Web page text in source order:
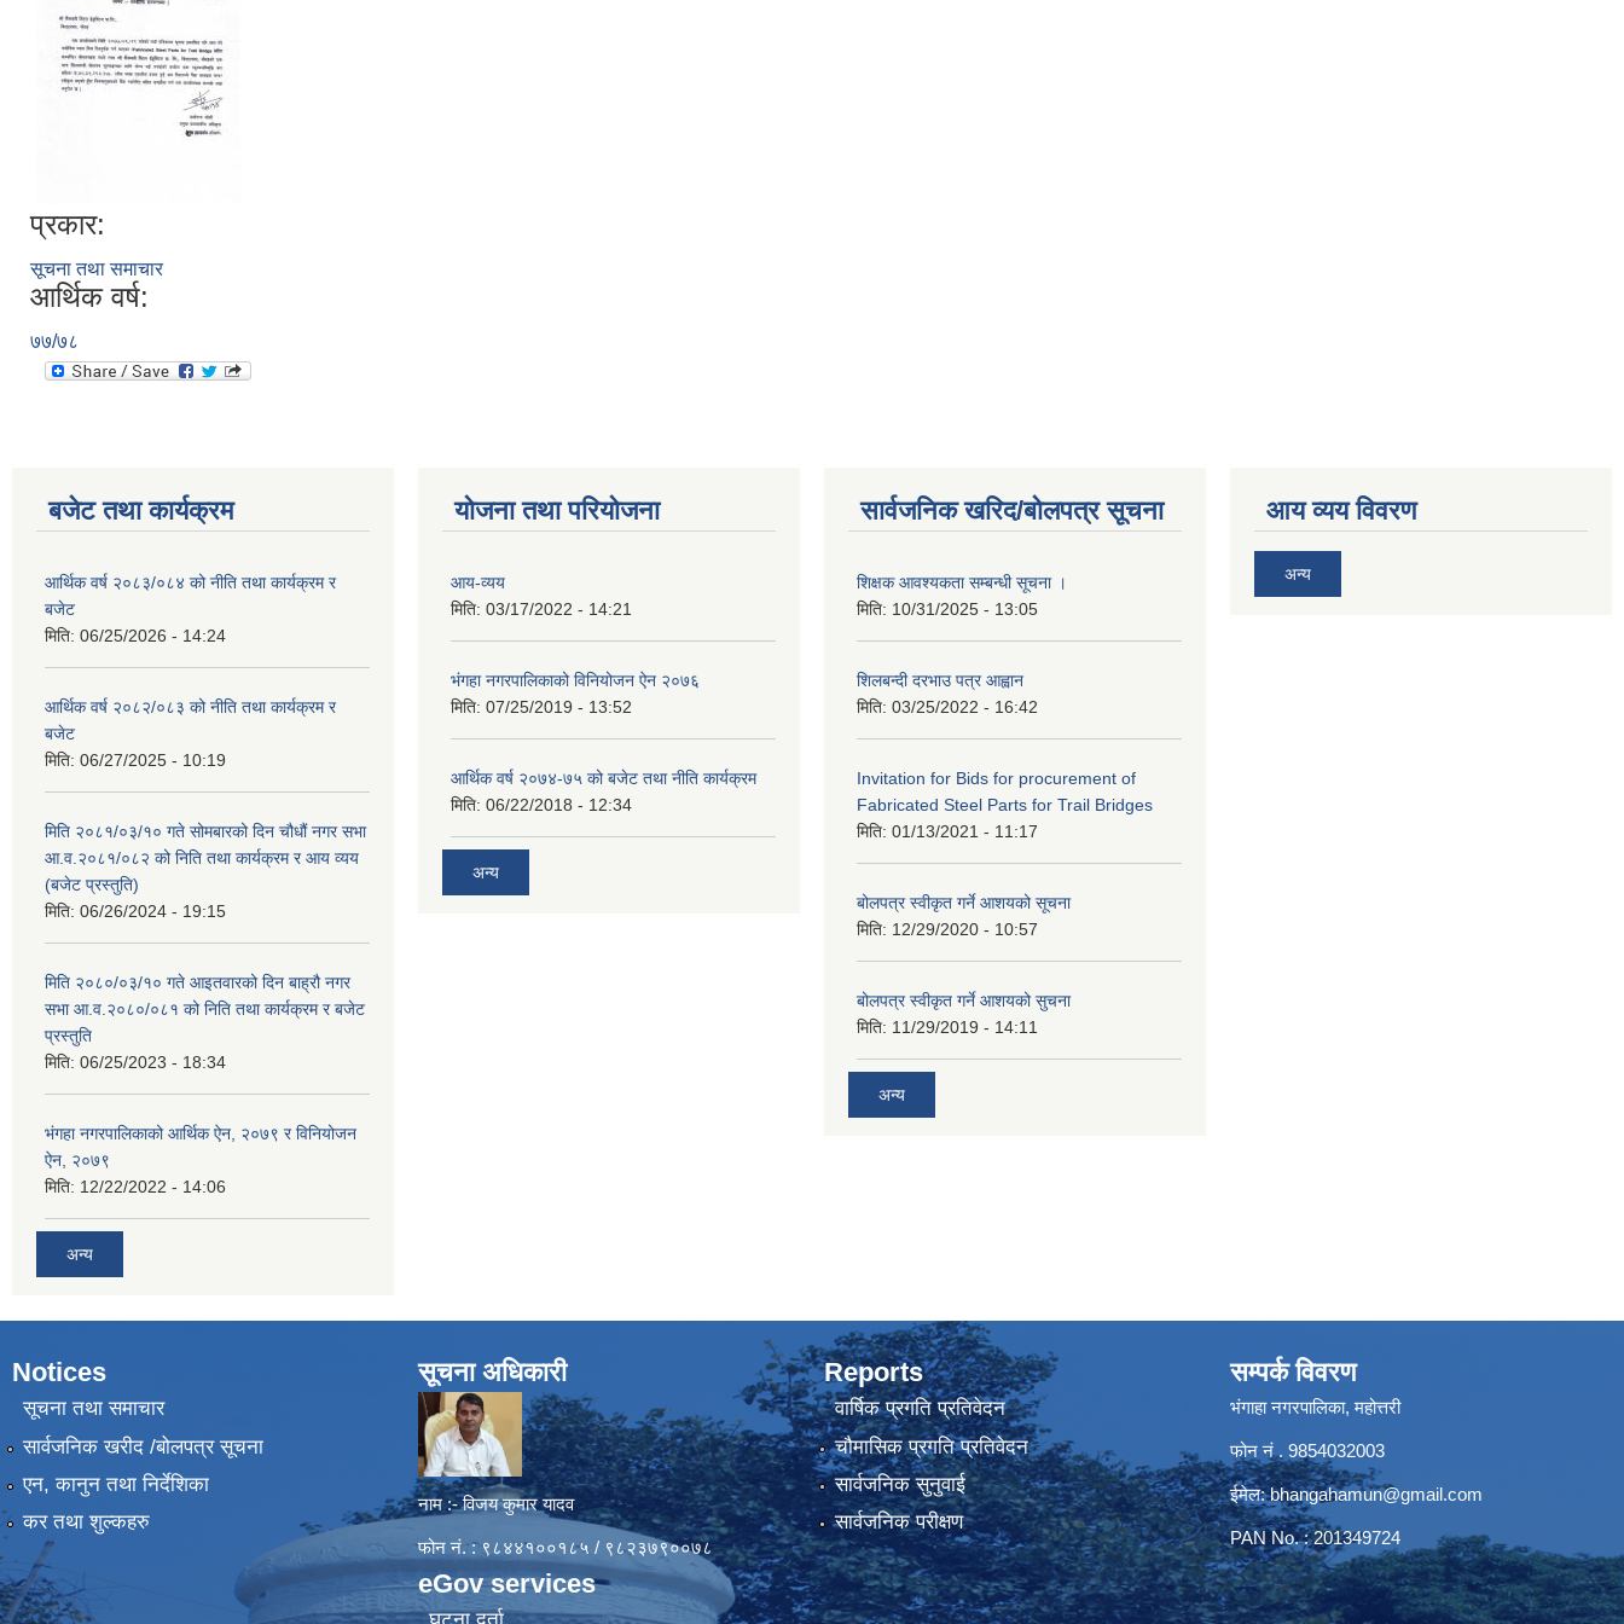
प्रकार:
सूचना तथा समाचार
आर्थिक वर्ष:
७७/७८
बजेट तथा कार्यक्रम
आर्थिक वर्ष २०८३/०८४ को नीति तथा कार्यक्रम र
बजेट
मिति: 06/25/2026 - 14:24
आर्थिक वर्ष २०८२/०८३ को नीति तथा कार्यक्रम र
बजेट
मिति: 06/27/2025 - 10:19
मिति २०८१/०३/१० गते सोमबारको दिन चौधौं नगर सभा
आ.व.२०८१/०८२ को निति तथा कार्यक्रम र आय व्यय
(बजेट प्रस्तुति)
मिति: 06/26/2024 - 19:15
मिति २०८०/०३/१० गते आइतवारको दिन बाह्रौ नगर
सभा आ.व.२०८०/०८१ को निति तथा कार्यक्रम र बजेट
प्रस्तुति
मिति: 06/25/2023 - 18:34
भंगहा नगरपालिकाको आर्थिक ऐन, २०७९ र विनियोजन
ऐन, २०७९
मिति: 12/22/2022 - 14:06
अन्य
योजना तथा परियोजना
आय-व्यय
मिति: 03/17/2022 - 14:21
भंगहा नगरपालिकाको विनियोजन ऐन २०७६
मिति: 07/25/2019 - 13:52
आर्थिक वर्ष २०७४-७५ को बजेट तथा नीति कार्यक्रम
मिति: 06/22/2018 - 12:34
अन्य
सार्वजनिक खरिद/बोलपत्र सूचना
शिक्षक आवश्यकता सम्बन्धी सूचना ।
मिति: 10/31/2025 - 13:05
शिलबन्दी दरभाउ पत्र आह्वान
मिति: 03/25/2022 - 16:42
Invitation for Bids for procurement of
Fabricated Steel Parts for Trail Bridges
मिति: 01/13/2021 - 11:17
बोलपत्र स्वीकृत गर्ने आशयको सूचना
मिति: 12/29/2020 - 10:57
बोलपत्र स्वीकृत गर्ने आशयको सुचना
मिति: 11/29/2019 - 14:11
अन्य
आय व्यय विवरण
अन्य
Notices
सूचना तथा समाचार
सार्वजनिक खरीद /बोलपत्र सूचना
एन, कानुन तथा निर्देशिका
कर तथा शुल्कहरु
सूचना अधिकारी
नाम :- विजय कुमार यादव
फोन नं. : ९८४४१००१८५ / ९८२३७९००७८
eGov services
Reports
वार्षिक प्रगति प्रतिवेदन
चौमासिक प्रगति प्रतिवेदन
सार्वजनिक सुनुवाई
सार्वजनिक परीक्षण
सम्पर्क विवरण
भंगाहा नगरपालिका, महोत्तरी
फोन नं . 9854032003
ईमेल:bhangahamun@gmail.com
PAN No. : 201349724